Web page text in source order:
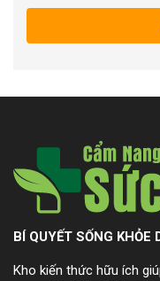
BÍ QUYẾT SỐNG
Kho kiến thức hữu ích